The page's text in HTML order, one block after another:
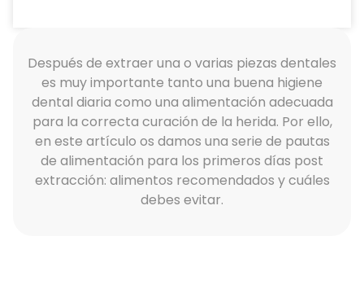
Después de extraer una o varias piezas dentales
es muy importante tanto una buena higiene
dental diaria como una alimentación adecuada
para la correcta curación de la herida. Por ello,
en este artículo os damos una serie de pautas
de alimentación para los primeros días post
extracción: alimentos recomendados y cuáles
debes evitar.